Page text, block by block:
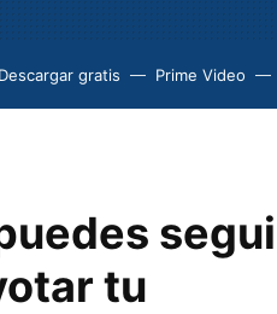
Descargar gratis Prime Video
tu